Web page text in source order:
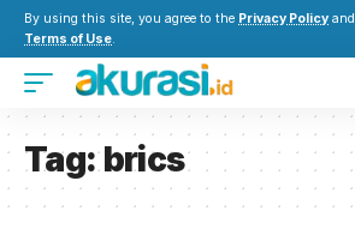
By using this site, you agree to the Privacy Policy and
Terms of Use.
Tag:brics